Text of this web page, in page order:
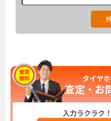
タイヤ
査定・お
入力ラクラク